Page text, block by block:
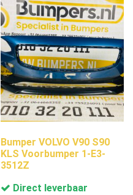
Bumper VOLVO V90 S90
KLS Voorbumper 1-E3-
3512Z
Direct leverbaar